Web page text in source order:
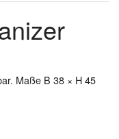
Maße B 38 × H 45